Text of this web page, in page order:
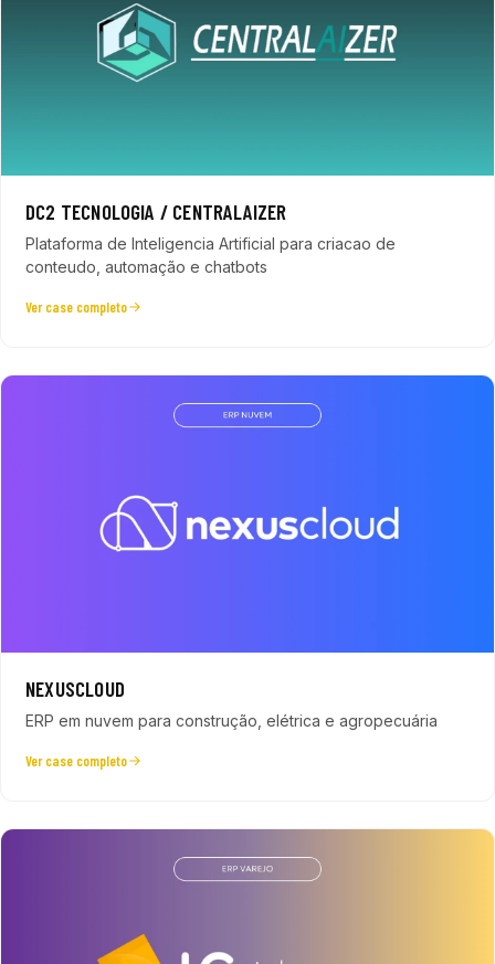
DC2 TECNOLOGIA / CENTRALAIZER
Plataforma de Inteligencia Artificial para criacao de
conteudo, automação e chatbots
Ver case completo
NEXUSCLOUD
ERP em nuvem para construção, elétrica e agropecuária
Ver case completo